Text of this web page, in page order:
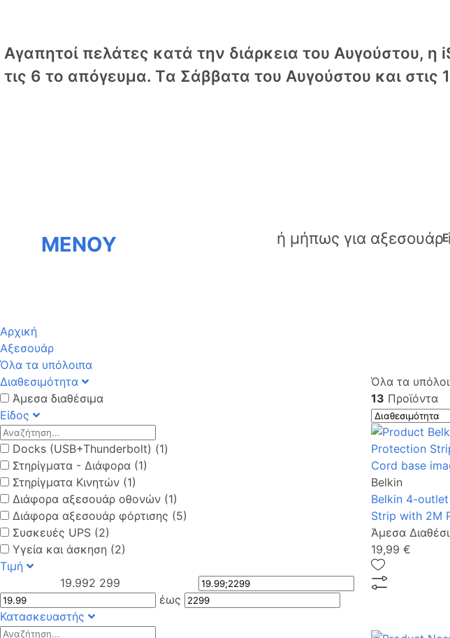
Αγαπητοί πελάτες κατά την διάρκεια του Αυγούστου, η
τις 6 το απόγευμα. Tα Σάββατα του Αυγούστου και στις
ΜΕΝΟΥ
Αρχική
Αξεσουάρ
Όλα τα υπόλοιπα
Διαθεσιμότητα
Άμεσα διαθέσιμα
Είδος
Docks (USB+Thunderbolt) (1)
Στηρίγματα - Διάφορα (1)
Στηρίγματα Κινητών (1)
Διάφορα αξεσουάρ οθονών (1)
Διάφορα αξεσουάρ φόρτισης (5)
Συσκευές UPS (2)
Υγεία και άσκηση (2)
Τιμή
19.992 299
έως
Κατασκευαστής
Όλα τα
13 Προϊόντα
Belkin
Belkin 4-
Strip with 2M
Άμεσα
19,99 €